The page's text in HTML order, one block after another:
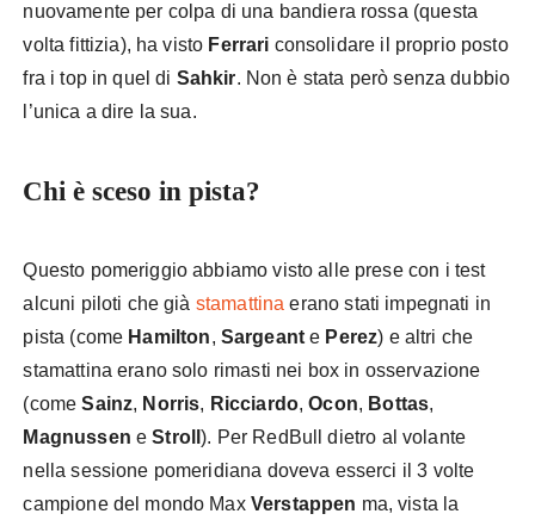
nuovamente per colpa di una bandiera rossa (questa
volta fittizia), ha visto Ferrari consolidare il proprio posto
fra i top in quel di Sahkir. Non è stata però senza dubbio
l’unica a dire la sua.
Chi è sceso in pista?
Questo pomeriggio abbiamo visto alle prese con i test
alcuni piloti che già stamattina erano stati impegnati in
pista (come Hamilton, Sargeant e Perez) e altri che
stamattina erano solo rimasti nei box in osservazione
(comeSainz, Norris, Ricciardo,Ocon, Bottas,
Magnussen eStroll). Per RedBull dietro al volante
nella sessione pomeridiana doveva esserci il 3 volte
campione del mondo Max Verstappen ma, vista la